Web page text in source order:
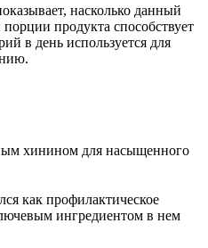
насколько данный
продукта способствует
в день используется для
хинином для насыщенного
как профилактическое
ингредиентом в нем